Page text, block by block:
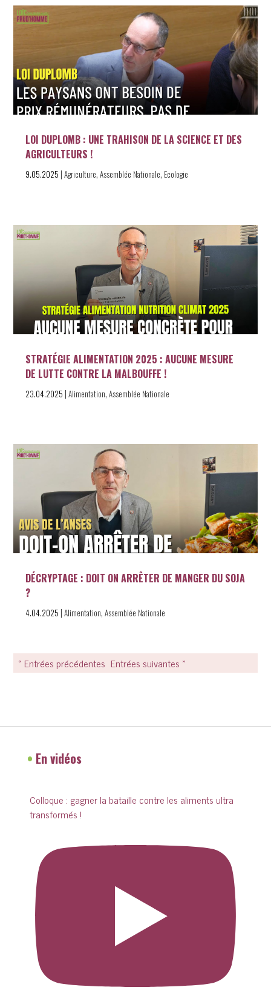
LOI DUPLOMB : UNE TRAHISON DE LA SCIENCE ET DES
AGRICULTEURS !
9.05.2025 |Agriculture,Assemblée Nationale, Ecologie
STRATÉGIE ALIMENTATION 2025 : AUCUNE MESURE
DE LUTTE CONTRE LA MALBOUFFE !
23.04.2025 |Alimentation,Assemblée Nationale
DÉCRYPTAGE : DOIT ON ARRÊTER DE MANGER DU SOJA
?
4.04.2025 |Alimentation,Assemblée Nationale
« Entrées précédentes Entrées suivantes »
• En vidéos
Colloque : gagner la bataille contre les aliments ultra
transformés !